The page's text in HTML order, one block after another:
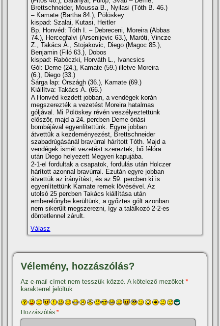
Brettschneider, Moussa B., Nyilasi (Tóth B. 46.)
– Kamate (Bartha 84.), Pölöskey
kispad: Szalai, Kutasi, Heitler
Bp. Honvéd: Tóth I. – Debreceni, Moreira (Abbas
74.), Hercegfalvi (Arsenijevic 63.), Maróti, Vincze
Z., Takács Á., Stojakovic, Diego (Magoc 85.),
Benjamin (Filó 63.), Dobos
kispad: Rabóczki, Horváth L., Ivancsics
Gól: Deme (24.), Kamate (59.) illetve Moreira
(6.), Diego (33.)
Sárga lap: Országh (36.), Kamate (69.)
Kiállí­tva: Takács Á. (66.)
A Honvéd kezdett jobban, a vendégek korán
megszerezték a vezetést Moreira hatalmas
góljával. Mi Pölöskey révén veszélyeztettünk
először, majd a 24. percben Deme óriási
bombájával egyenlí­tettünk. Egyre jobban
átvettük a kezdeményezést, Brettschneider
szabadrúgásánál bravúrral hárí­tott Tóth. Majd a
vendégek ismét vezetést szereztek, bő félóra
után Diego helyezett Megyeri kapujába.
2-1-el fordultak a csapatok, fordulás után Holczer
hárí­tott azonnal bravúrral. Ezután egyre jobban
átvettük az irányí­tást, és az 59. percben ki is
egyenlí­tettünk Kamate remek lövésével. Az
utolsó 25 percben Takács kiállí­tása után
emberelőnybe kerültünk, a győztes gólt azonban
nem sikerült megszerezni, í­gy a találkozó 2-2-es
döntetlennel zárult.
Válasz
Vélemény, hozzászólás?
Az e-mail címet nem tesszük közzé. A kötelező mezőket*
karakterrel jelöltük
Hozzászólás*